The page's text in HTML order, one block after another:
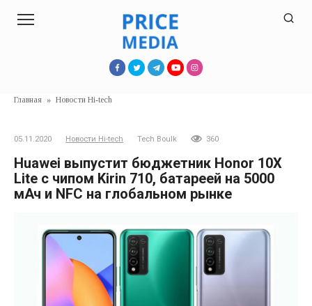
Главная » Новости Hi-tech
05.11.2020 Новости Hi-tech Tech Boulk 360
Huawei выпустит бюджетник Honor 10X
Lite с чипом Kirin 710, батареей на 5000
мАч и NFC на глобальном рынке